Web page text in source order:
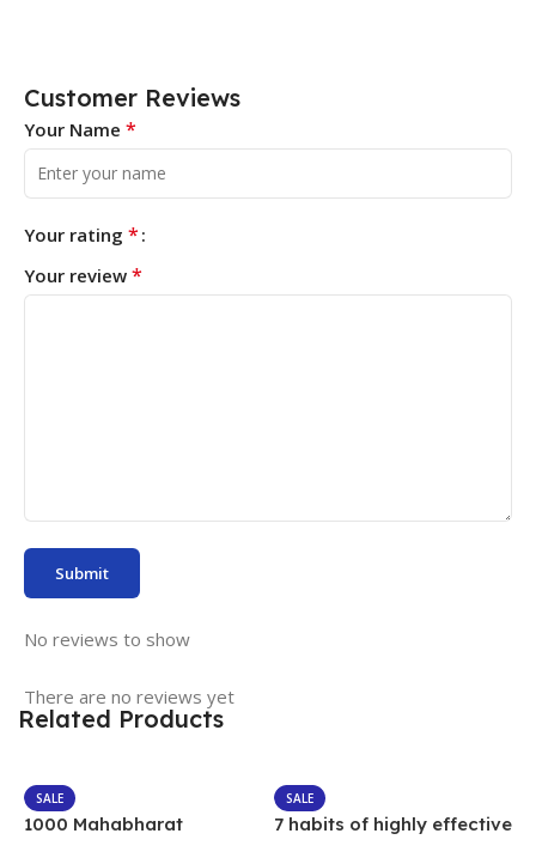
Customer Reviews
There are no reviews yet
Your Name *
Your rating *
Your review *
No reviews to show
Related Products
SALE
1000 Mahabharat
SALE
7 habits of highly effective